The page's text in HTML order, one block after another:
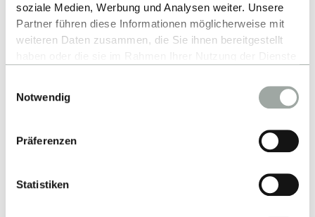
soziale Medien, Werbung und Analysen weiter. Unsere
Partner führen diese Informationen möglicherweise mit
weiteren Daten zusammen, die Sie ihnen bereitgestellt
Alles zum Thema Cookies und personenbezogene
Datenverarbeitung entnehmen Sie unserer
Notwendig
Präferenzen
Statistiken
Top Job-Chancen Regional &
International
Staatliche Hochschule Einfache